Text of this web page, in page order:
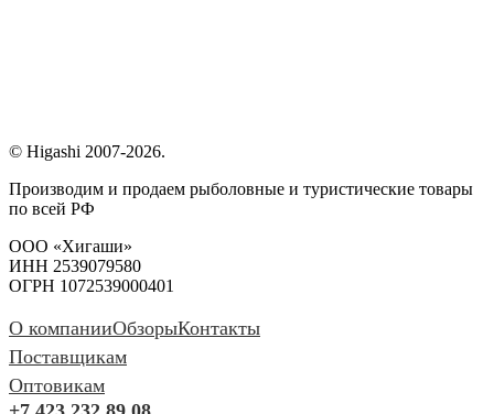
© Higashi 2007-2026.
Производим и продаем рыболовные и туристические товары
по всей РФ
ООО «Хигаши»
ИНН 2539079580
ОГРН 1072539000401
О компанииОбзорыКонтакты
Поставщикам
Оптовикам